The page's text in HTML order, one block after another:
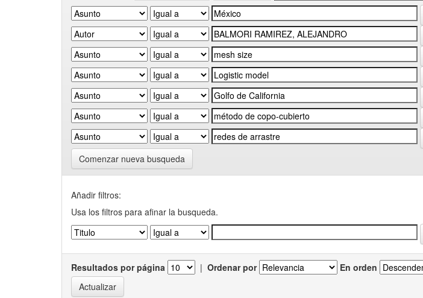
Comenzar nueva busqueda
Añadir filtros:
Usa los filtros para afinar la busqueda.
Resultados por página | Ordenar por En orden